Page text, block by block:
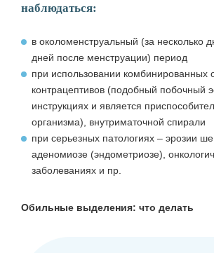
наблюдаться:
в околоменструальный (за несколько
дней после менструации) период
при использовании комбинированных
контрацептивов (подобный побочный
инструкциях и является
организма), внутриматочной спирали
при серьезных патологиях – эрозии
аденомиозе (эндометриозе),
заболеваниях и пр.
Обильные выделения: что делать